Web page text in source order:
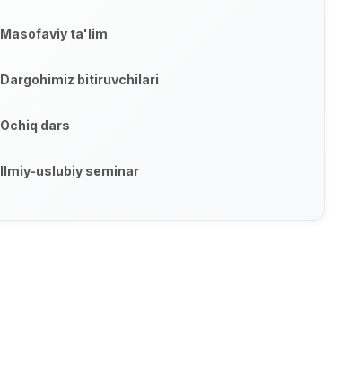
Masofaviy ta'lim
Dargohimiz bitiruvchilari
Ochiq dars
Ilmiy-uslubiy seminar